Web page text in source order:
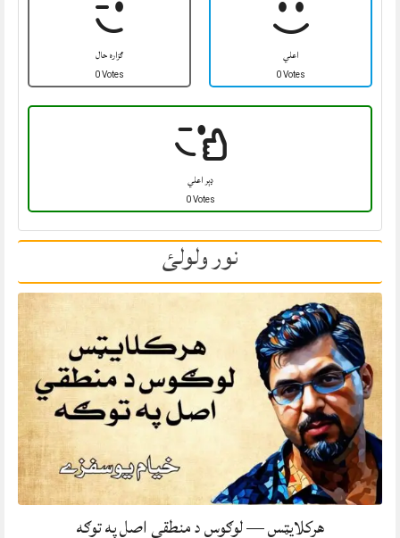
ګزاره حال
0 Votes
اعلي
0 Votes
ډېر اعلي
0 Votes
نور ولولئ
هرکلایټس — لوګوس د منطقي اصل په توګه